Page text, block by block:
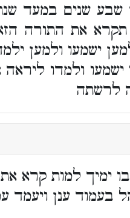
שבע שנים במעד
את התורה
ישמעו ולמען
ישמעו ולמדו
לרשתה
ימיך למות קרא את
בעמוד ענן ויעמד